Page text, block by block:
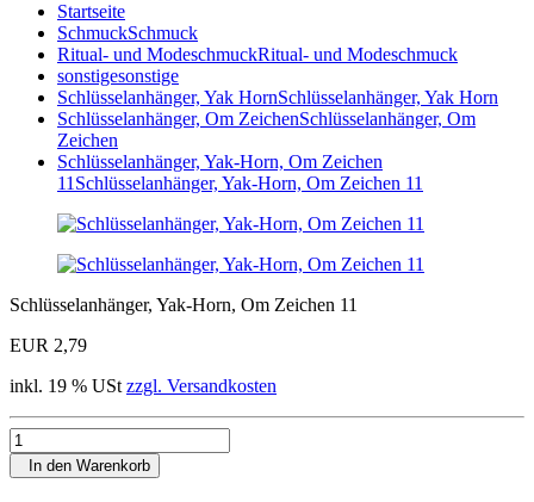
Startseite
SchmuckSchmuck
Ritual- und ModeschmuckRitual- und Modeschmuck
sonstigesonstige
Schlüsselanhänger, Yak HornSchlüsselanhänger, Yak Horn
Schlüsselanhänger, Om ZeichenSchlüsselanhänger, Om
Zeichen
Schlüsselanhänger, Yak-Horn, Om Zeichen
11 Schlüsselanhänger, Yak-Horn, Om Zeichen 11
Schlüsselanhänger, Yak-Horn, Om Zeichen 11
EUR 2,79
inkl. 19 % USt zzgl. Versandkosten
In den Warenkorb